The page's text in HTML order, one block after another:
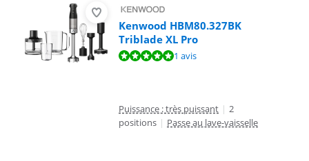
Kenwood HBM80.327BK
Triblade XL Pro
La note est de 9,5 sur 10, basée sur 1 avis.1 avis
Puissance : très puissant | 2
positions | Passe au lave-vaisselle